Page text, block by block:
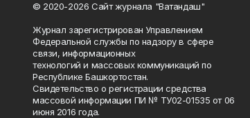
© 2020-2026 Сайт журнала "Ватандаш"
Журнал зарегистрирован Управлением
Федеральной службы по надзору в сфере
связи, информационных
технологий и массовых коммуникаций по
Республике Башкортостан.
Свидетельство о регистрации средства
массовой информации ПИ № ТУ02-01535 от 06
июня 2016 года.